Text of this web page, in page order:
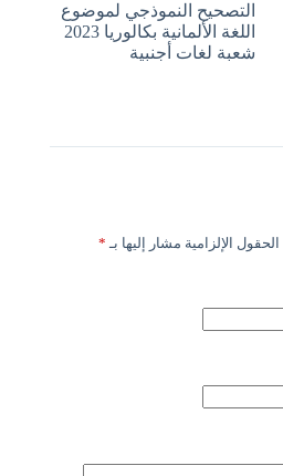
التصحيح النموذجي لموضوع
اللغة الألمانية بكالوريا 2023
شعبة لغات أجنبية
الحقول الإلزامية مشار إليها بـ *